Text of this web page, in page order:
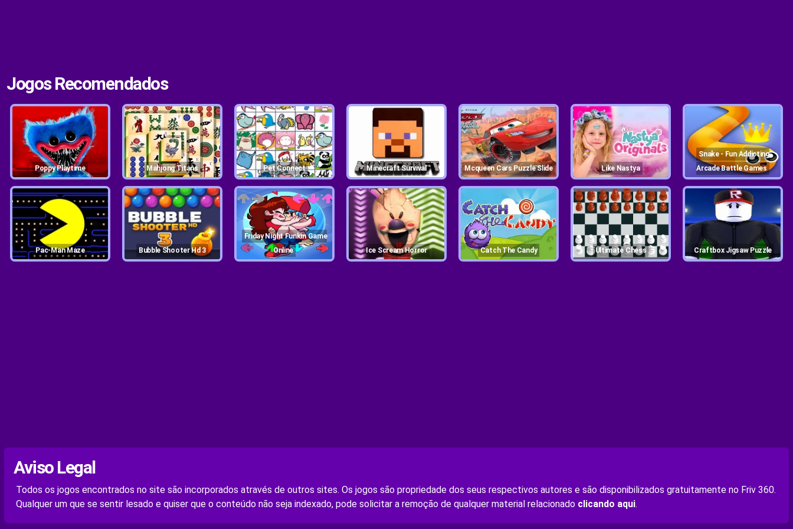
Jogos Recomendados
Poppy Playtime Mahjong Titans Pet Connect Minecraft Survival Mcqueen Cars Puzzle Slide Like Nastya
Snake - Fun Addicting
Arcade Battle Games
Pac-Man Maze Bubble Shooter Hd 3
Friday Night Funkin Game
Online
Ice Scream Horror Catch The Candy Ultimate Chess Craftbox Jigsaw Puzzle
Aviso Legal
Todos os jogos encontrados no site são incorporados através de outros sites. Os jogos são propriedade dos seus respectivos autores e são disponibilizados gratuitamente no Friv 360.
Qualquer um que se sentir lesado e quiser que o conteúdo não seja indexado, pode solicitar a remoção de qualquer material relacionado clicando aqui.